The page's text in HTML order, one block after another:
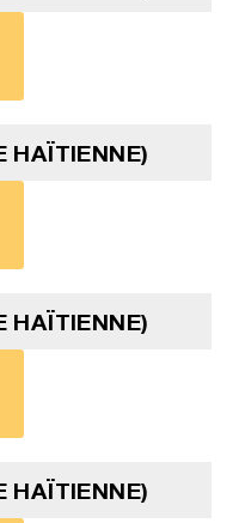
HAÏTIENNE)
HAÏTIENNE)
HAÏTIENNE)